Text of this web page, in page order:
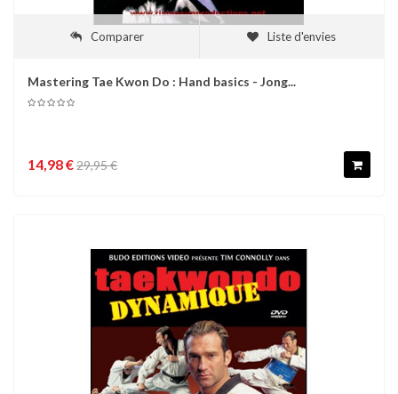
Comparer Liste d'envies
Mastering Tae Kwon Do : Hand basics - Jong...
14,98 €29,95 €